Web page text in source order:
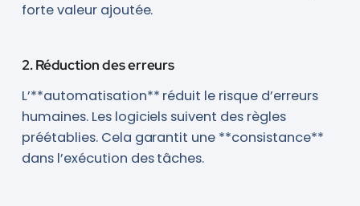
forte valeur ajoutée.
2. Réduction des erreurs
L’**automatisation** réduit le risque d’erreurs
humaines. Les logiciels suivent des règles
préétablies. Cela garantit une **consistance**
dans l’exécution des tâches.